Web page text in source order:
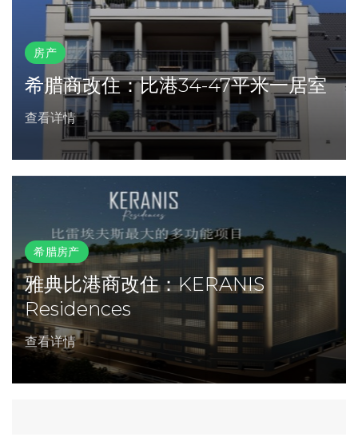
房产
希腊商改住：比港34-47平米一居室
查看详情
希腊房产
雅典比港商改住：KERANIS
Residences
查看详情